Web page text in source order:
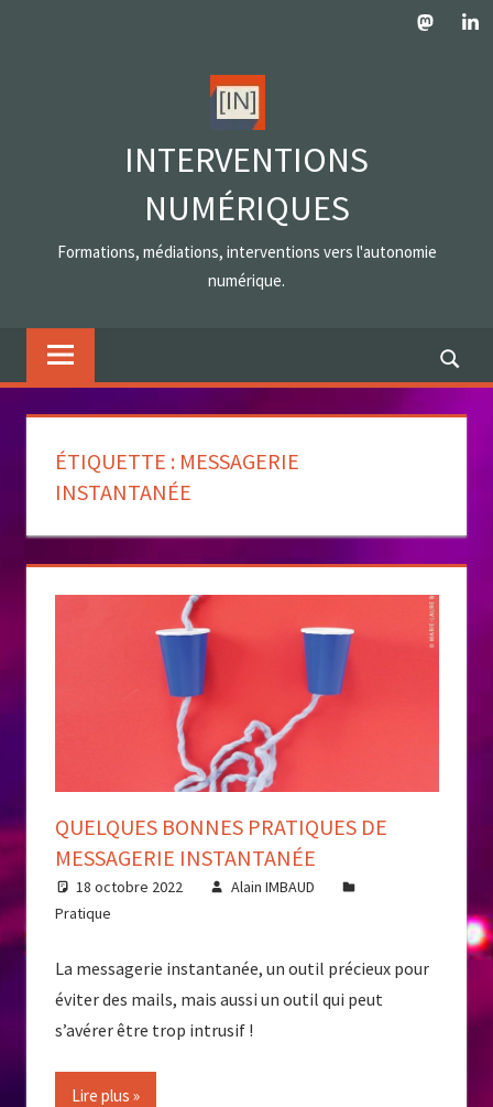
INTERVENTIONS
NUMÉRIQUES
Formations, médiations, interventions vers l'autonomie
numérique.
ÉTIQUETTE : MESSAGERIE
INSTANTANÉE
QUELQUES BONNES PRATIQUES DE
MESSAGERIE INSTANTANÉE
18 octobre 2022
Alain IMBAUD
Pratique
La messagerie instantanée, un outil précieux pour
éviter des mails, mais aussi un outil qui peut
s’avérer être trop intrusif !
Lire plus